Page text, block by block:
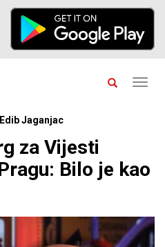
Jaganjac
za Vijesti
Bilo je kao